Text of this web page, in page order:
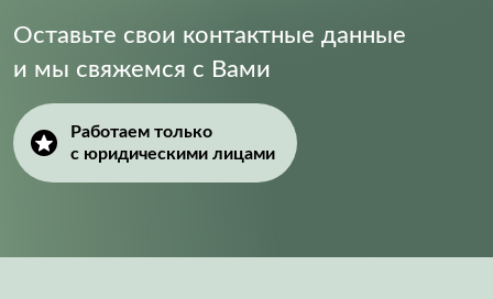
Оставьте свои контактные данные
и мы свяжемся с Вами
Работаем только
с юридическими лицами